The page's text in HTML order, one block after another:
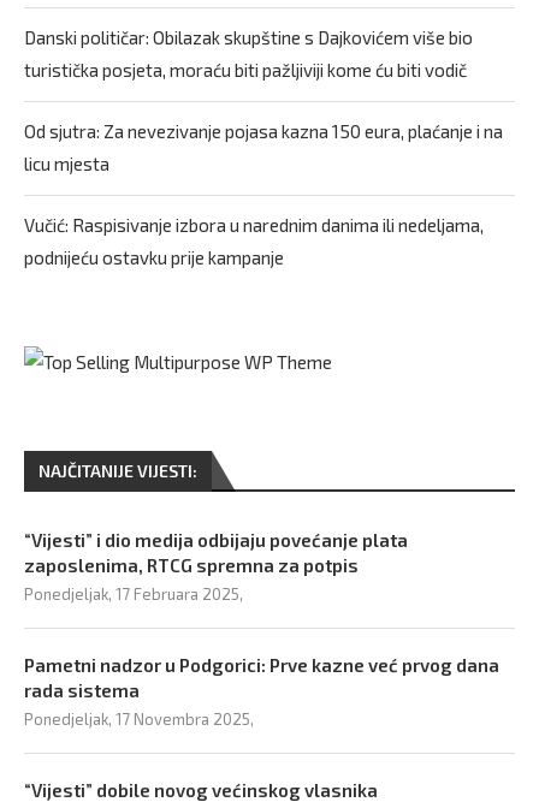
Danski političar: Obilazak skupštine s Dajkovićem više bio
turistička posjeta, moraću biti pažljiviji kome ću biti vodič
Od sjutra: Za nevezivanje pojasa kazna 150 eura, plaćanje i na
licu mjesta
Vučić: Raspisivanje izbora u narednim danima ili nedeljama,
podnijeću ostavku prije kampanje
NAJČITANIJE VIJESTI:
“Vijesti” i dio medija odbijaju povećanje plata
zaposlenima, RTCG spremna za potpis
Ponedjeljak, 17 Februara 2025,
Pametni nadzor u Podgorici: Prve kazne već prvog dana
rada sistema
Ponedjeljak, 17 Novembra 2025,
“Vijesti” dobile novog većinskog vlasnika